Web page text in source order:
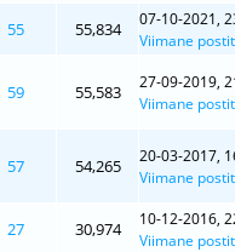
55 55,834
07-10-2021,
Viimane
59 55,583
27-09-2019,
Viimane
57 54,265
20-03-2017,
Viimane
27 30,974
10-12-2016,
Viimane